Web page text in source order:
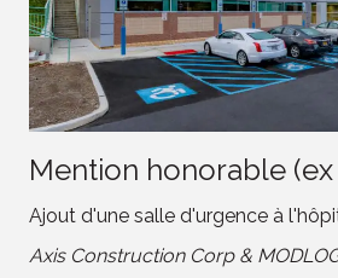
Mention honorable
Ajout d'une salle d'urgence à
Axis Construction Corp &